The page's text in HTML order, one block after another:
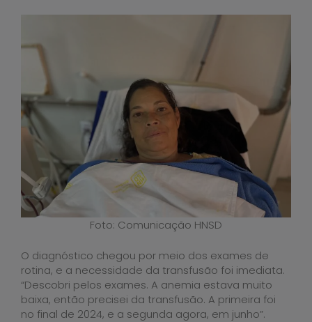
Foto: Comunicação HNSD
O diagnóstico chegou por meio dos exames de
rotina, e a necessidade da transfusão foi imediata.
“Descobri pelos exames. A anemia estava muito
baixa, então precisei da transfusão. A primeira foi
no final de 2024, e a segunda agora, em junho”.